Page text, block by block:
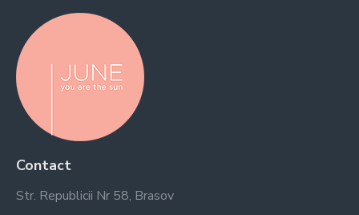
Contact
Str. Republicii Nr 58, Brasov